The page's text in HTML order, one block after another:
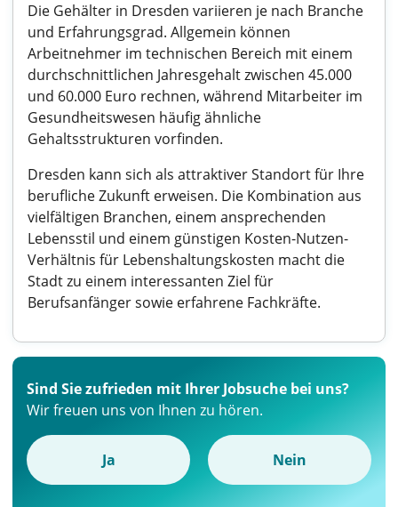
Die Gehälter in Dresden variieren je nach Branche
und Erfahrungsgrad. Allgemein können
Arbeitnehmer im technischen Bereich mit einem
durchschnittlichen Jahresgehalt zwischen 45.000
und 60.000 Euro rechnen, während Mitarbeiter im
Gesundheitswesen häufig ähnliche
Gehaltsstrukturen vorfinden.
Dresden kann sich als attraktiver Standort für Ihre
berufliche Zukunft erweisen. Die Kombination aus
vielfältigen Branchen, einem ansprechenden
Lebensstil und einem günstigen Kosten-Nutzen-
Verhältnis für Lebenshaltungskosten macht die
Stadt zu einem interessanten Ziel für
Berufsanfänger sowie erfahrene Fachkräfte.
Sind Sie zufrieden mit Ihrer Jobsuche bei uns?
Wir freuen uns von Ihnen zu hören.
Ja Nein